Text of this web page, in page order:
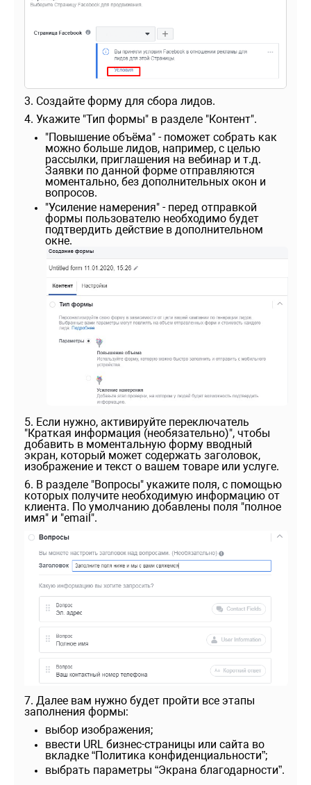
3. Создайте форму для сбора лидов.
4. Укажите "Тип формы" в разделе "Контент".
"Повышение объёма" - поможет собрать как
можно больше лидов, например, с целью
рассылки, приглашения на вебинар и т.д.
Заявки по данной форме отправляются
моментально, без дополнительных окон и
вопросов.
"Усиление намерения" - перед отправкой
формы пользователю необходимо будет
подтвердить действие в дополнительном
окне.
5. Если нужно, активируйте переключатель
"Краткая информация (необязательно)", чтобы
добавить в моментальную форму вводный
экран, который может содержать заголовок,
изображение и текст о вашем товаре или услуге.
6. В разделе "Вопросы" укажите поля, с помощью
которых получите необходимую информацию от
клиента. По умолчанию добавлены поля "полное
имя" и "email".
7. Далее вам нужно будет пройти все этапы
заполнения формы:
выбор изображения;
ввести URL бизнес-страницы или сайта во
вкладке “Политика конфиденциальности”;
выбрать параметры “Экрана благодарности”.